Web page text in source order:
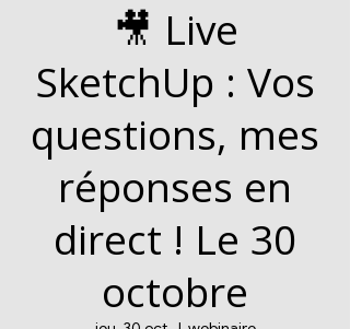
🎥 Live
SketchUp : Vos
questions, mes
réponses en
direct ! Le 30
octobre